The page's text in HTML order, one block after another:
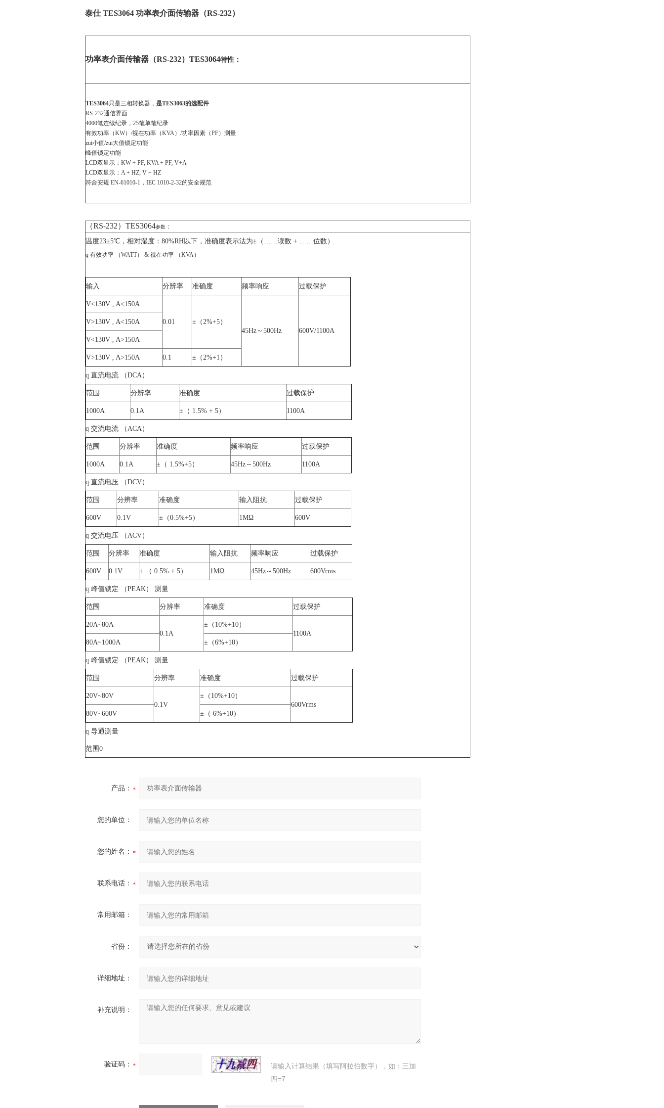
泰仕 TES3064 功率表介面传输器（RS-232）
功率表介面传输器（RS-232）TES3064特性：
TES3064只是三相转换器， 是TES3063的选配件
RS-232通信界面
4000笔连续纪录，25笔单笔纪录
有效功率（KW）/视在功率（KVA）/功率因素（PF）测量
zui小值/zui大值锁定功能
峰值锁定功能
LCD双显示：KW + PF, KVA + PF, V+A
LCD双显示：A + HZ, V + HZ
符合安规 EN-61010-1，IEC 1010-2-32的安全规范
（RS-232）TES3064参数 ：
温度23±5℃，相对湿度：80%RH以下，准确度表示法为±（……读数 + ……位数）
q 有效功率 （WATT） & 视在功率 （KVA）
输入 分辨率 准确度 频率响应 过载保护
V<130V , A<150A
0.01
±（2%+5）
45Hz～500Hz
600V/1100A
V>130V , A<150A
V<130V , A>150A
V>130V , A>150A 0.1 ±（2%+1）
q 直流电流 （DCA）
范围 分辨率 准确度 过载保护
1000A 0.1A ±（ 1.5% + 5） 1100A
q 交流电流 （ACA）
范围 分辨率 准确度 频率响应 过载保护
1000A 0.1A ±（ 1.5%+5） 45Hz～500Hz 1100A
q 直流电压 （DCV）
范围 分辨率 准确度 输入阻抗 过载保护
600V 0.1V ±（0.5%+5） 1MΩ 600V
q 交流电压 （ACV）
范围 分辨率 准确度 输入阻抗 频率响应 过载保护
600V 0.1V ± （ 0.5% + 5） 1MΩ 45Hz～500Hz 600Vrms
q 峰值锁定 （PEAK） 测量
范围 分辨率 准确度 过载保护
20A~80A
0.1A
±（10%+10）
1100A
80A~1000A
±（6%+10）
q 峰值锁定 （PEAK） 测量
范围 分辨率 准确度 过载保护
20V~80V
0.1V
±（10%+10）
600Vrms
80V~600V
±（ 6%+10）
q 导通测量
范围0
产品：
您的单位：
您的姓名：
联系电话：
常用邮箱：
省份：
详细地址：
补充说明：
验证码：
请输入计算结果（填写阿拉伯数字），如：三加
四=7